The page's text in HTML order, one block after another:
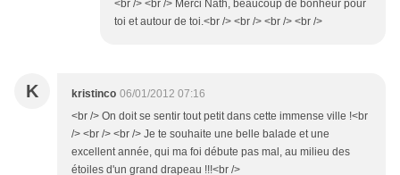
<br /> <br /> Merci Nath, beaucoup de bonheur pour
toi et autour de toi.<br /> <br /> <br /> <br />
K kristinco 06/01/2012 07:16
<br /> On doit se sentir tout petit dans cette immense ville !<br
/> <br /> <br /> Je te souhaite une belle balade et une
excellent année, qui ma foi débute pas mal, au milieu des
étoiles d'un grand drapeau !!!<br />